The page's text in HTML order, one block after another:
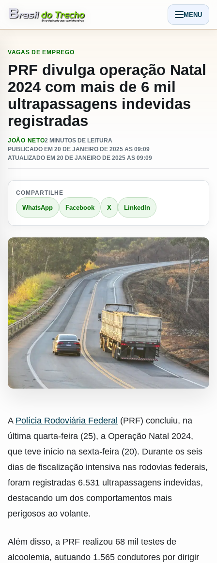
Abrir
MENU
VAGAS DE EMPREGO
PRF divulga operação Natal
2024 com mais de 6 mil
ultrapassagens indevidas
registradas
JOÃO NETO2 MINUTOS DE LEITURA
PUBLICADO EM 20 DE JANEIRO DE 2025 AS 09:09
ATUALIZADO EM 20 DE JANEIRO DE 2025 AS 09:09
COMPARTILHE
WhatsApp Facebook X LinkedIn
A Polícia Rodoviária Federal (PRF) concluiu, na
última quarta-feira (25), a Operação Natal 2024,
que teve início na sexta-feira (20). Durante os seis
dias de fiscalização intensiva nas rodovias federais,
foram registradas 6.531 ultrapassagens indevidas,
destacando um dos comportamentos mais
perigosos ao volante.
Além disso, a PRF realizou 68 mil testes de
alcoolemia, autuando 1.565 condutores por dirigir